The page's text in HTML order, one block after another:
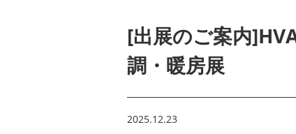
[出展のご案内
調・暖房展
2025.12.23